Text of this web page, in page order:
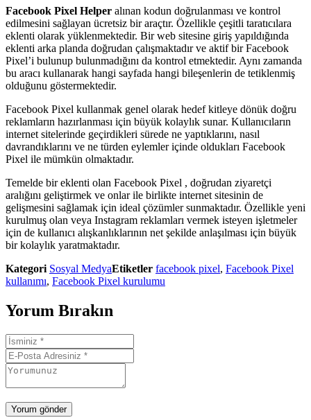
Facebook Pixel Helper alınan kodun doğrulanması ve kontrol
edilmesini sağlayan ücretsiz bir araçtır. Özellikle çeşitli taratıcılara
eklenti olarak yüklenmektedir. Bir web sitesine giriş yapıldığında
eklenti arka planda doğrudan çalışmaktadır ve aktif bir Facebook
Pixel’i bulunup bulunmadığını da kontrol etmektedir. Aynı zamanda
bu aracı kullanarak hangi sayfada hangi bileşenlerin de tetiklenmiş
olduğunu göstermektedir.
Facebook Pixel kullanmak genel olarak hedef kitleye dönük doğru
reklamların hazırlanması için büyük kolaylık sunar. Kullanıcıların
internet sitelerinde geçirdikleri sürede ne yaptıklarını, nasıl
davrandıklarını ve ne türden eylemler içinde oldukları Facebook
Pixel ile mümkün olmaktadır.
Temelde bir eklenti olan Facebook Pixel , doğrudan ziyaretçi
aralığını geliştirmek ve onlar ile birlikte internet sitesinin de
gelişmesini sağlamak için ideal çözümler sunmaktadır. Özellikle yeni
kurulmuş olan veya Instagram reklamları vermek isteyen işletmeler
için de kullanıcı alışkanlıklarının net şekilde anlaşılması için büyük
bir kolaylık yaratmaktadır.
Kategori Sosyal MedyaEtiketler facebook pixel, Facebook Pixel
kullanımı, Facebook Pixel kurulumu
Yorum Bırakın